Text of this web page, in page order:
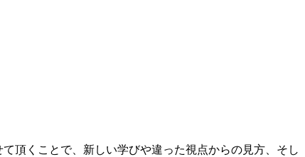
頂くことで、新しい学びや違った視点からの見方、そし